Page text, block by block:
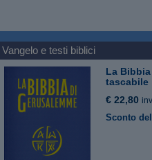
Vangelo e testi biblici
La
tascabile
€ 22,80
Sconto